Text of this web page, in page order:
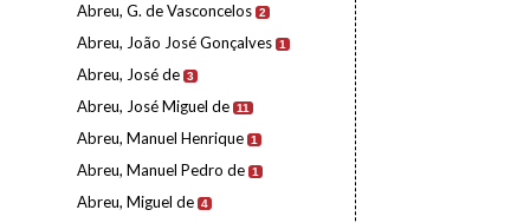
Abreu, G. de Vasconcelos 2
Abreu, João José Gonçalves 1
Abreu, José de 3
Abreu, José Miguel de 11
Abreu, Manuel Henrique 1
Abreu, Manuel Pedro de 1
Abreu, Miguel de 4